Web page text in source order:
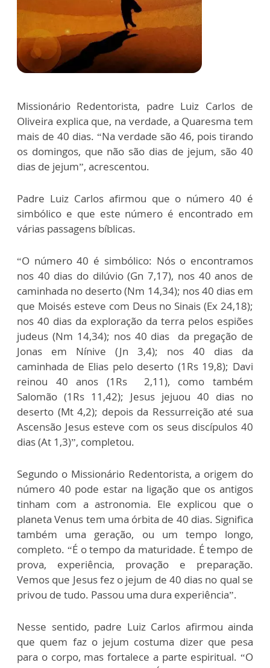
Missionário Redentorista, padre Luiz Carlos de
Oliveira explica que, na verdade, a Quaresma tem
mais de 40 dias. “Na verdade são 46, pois tirando
os domingos, que não são dias de jejum, são 40
dias de jejum”, acrescentou.
Padre Luiz Carlos afirmou que o número 40 é
simbólico e que este número é encontrado em
várias passagens bíblicas.
“O número 40 é simbólico: Nós o encontramos
nos 40 dias do dilúvio (Gn 7,17), nos 40 anos de
caminhada no deserto (Nm 14,34); nos 40 dias em
que Moisés esteve com Deus no Sinais (Ex 24,18);
nos 40 dias da exploração da terra pelos espiões
judeus (Nm 14,34); nos 40 dias da pregação de
Jonas em Nínive (Jn 3,4); nos 40 dias da
caminhada de Elias pelo deserto (1Rs 19,8); Davi
reinou 40 anos (1Rs 2,11), como também
Salomão (1Rs 11,42); Jesus jejuou 40 dias no
deserto (Mt 4,2); depois da Ressurreição até sua
Ascensão Jesus esteve com os seus discípulos 40
dias (At 1,3)”, completou.
Segundo o Missionário Redentorista, a origem do
número 40 pode estar na ligação que os antigos
tinham com a astronomia. Ele explicou que o
planeta Venus tem uma órbita de 40 dias. Significa
também uma geração, ou um tempo longo,
completo. “É o tempo da maturidade. É tempo de
prova, experiência, provação e preparação.
Vemos que Jesus fez o jejum de 40 dias no qual se
privou de tudo. Passou uma dura experiência”.
Nesse sentido, padre Luiz Carlos afirmou ainda
que quem faz o jejum costuma dizer que pesa
para o corpo, mas fortalece a parte espiritual. “O